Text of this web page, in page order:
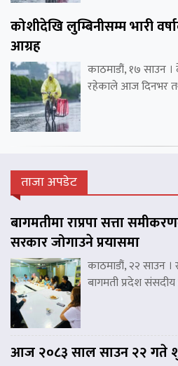
कोशीदेखि लुम्बिनीसम्म भारी
आग्रह
काठमाडौं, १७ साउन
रहेकाले आज दिनभर
ताजा अपडेट
बागमतीमा राप्रपा सत्ता
सरकार जोगाउने प्रयासमा
काठमाडौं, २२ साउन ।
बागमती प्रदेश
आज २०८३ साल साउन २२ गते